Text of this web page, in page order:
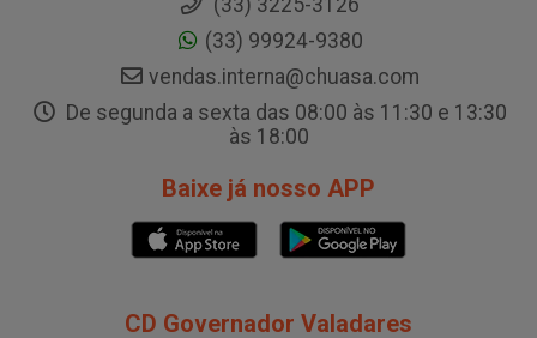
(33) 3225-3126
(33) 99924-9380
vendas.interna@chuasa.com
De segunda a sexta das 08:00 às 11:30 e 13:30
às 18:00
Baixe já nosso APP
CD Governador Valadares